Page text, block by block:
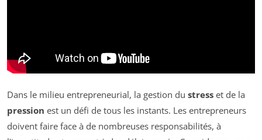
Dans le milieu entrepreneurial, la gestion du stress et de la
pression est un défi de tous les instants. Les entrepreneurs
doivent faire face à de nombreuses responsabilités, à